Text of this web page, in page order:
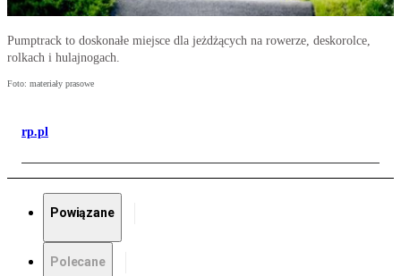
Pumptrack to doskonałe miejsce dla jeżdżących na rowerze, deskorolce,
rolkach i hulajnogach.
Foto: materiały prasowe
rp.pl
Powiązane
Polecane